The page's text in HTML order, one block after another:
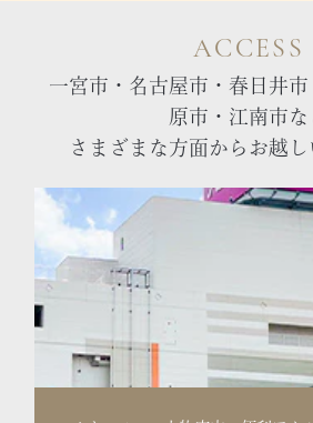
ACCESS
一宮市・名古屋市・春日井
原市・江南市な
さまざまな方面からお越